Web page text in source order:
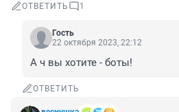
ОТВЕТИТЬ 1
Гость
22 октября 2023, 22:12
А ч вы хотите - боты!
ОТВЕТИТЬ